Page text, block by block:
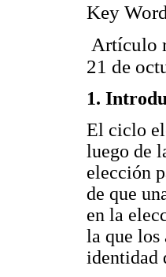
Key
Artículo
21 de
1.
El ciclo
luego de
elección
de que
en la
la que los
identidad